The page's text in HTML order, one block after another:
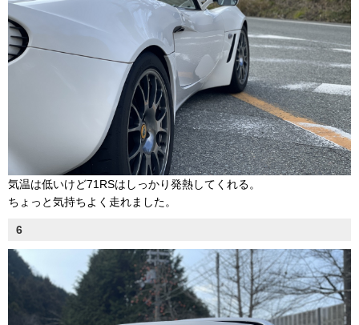
気温は低いけど71RSはしっかり発熱してくれる。
ちょっと気持ちよく走れました。
6